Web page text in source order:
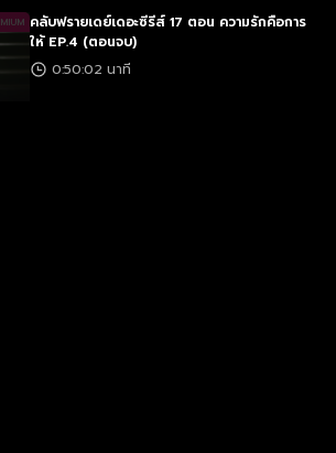
คลับฟรายเดย์เดอะซีรีส์ 17 ตอน ความรักคือการ
ให้ EP.4 (ตอนจบ)
0:50:02 นาที